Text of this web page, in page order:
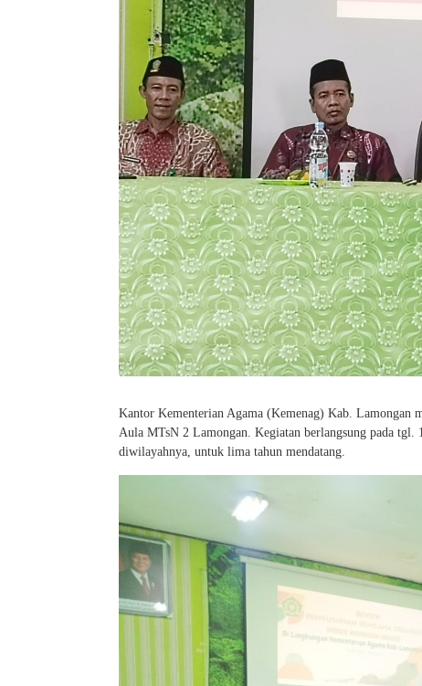
Kantor Kementerian Agama (Kemenag) Kab. Lamongan
Aula MTsN 2 Lamongan. Kegiatan berlangsung pada tgl.
diwilayahnya, untuk lima tahun mendatang.